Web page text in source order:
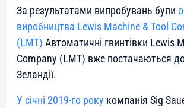
За результатами випробувань були
виробництва Lewis Machine & Tool
(LMT) Автоматичні гвинтівки Lewis
Company (LMT) вже постачаються
Зеландії.
У січні 2019-го року компанія Sig